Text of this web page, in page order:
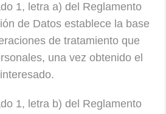
1, letra a) del Reglamento
de Datos establece la base
de tratamiento que
una vez obtenido el
1, letra b) del Reglamento